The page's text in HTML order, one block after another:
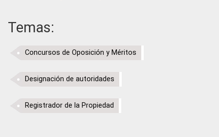
Temas:
Concursos de Oposición y Méritos
Designación de autoridades
Registrador de la Propiedad